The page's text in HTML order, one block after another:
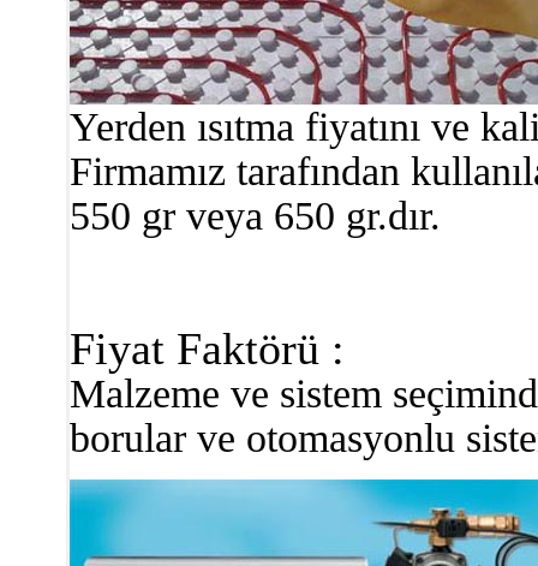
Yerden ısıtma fiyatını ve
Firmamız tarafından
550 gr veya 650 gr.dır.
Fiyat Faktörü :
Malzeme ve sistem
borular ve otomasyonlu